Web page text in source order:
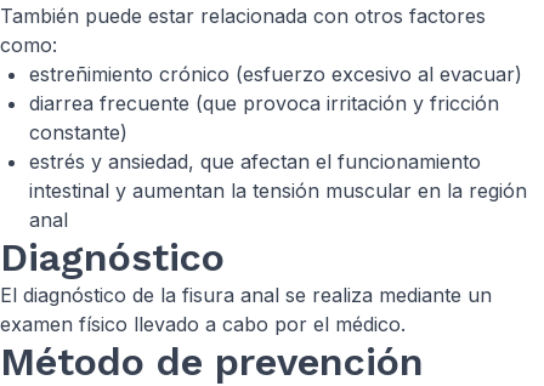
También puede estar relacionada con otros factores
como:
estreñimiento crónico (esfuerzo excesivo al evacuar)
diarrea frecuente (que provoca irritación y fricción
constante)
estrés y ansiedad, que afectan el funcionamiento
intestinal y aumentan la tensión muscular en la región
anal
Diagnóstico
El diagnóstico de la fisura anal se realiza mediante un
examen físico llevado a cabo por el médico.
Método de prevención